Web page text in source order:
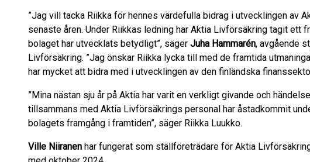
”Jag vill tacka Riikka för hennes värdefulla bidrag i utvecklingen av
senaste åren. Under Riikkas ledning har Aktia Livförsäkring tagit ett
bolaget har utvecklats betydligt”, säger Juha Hammarén, avgående
Livförsäkring. ”Jag önskar Riikka lycka till med de framtida
har mycket att bidra med i utvecklingen av den finländska
”Mina nästan sju år på Aktia har varit en verkligt givande och
tillsammans med Aktia Livförsäkrings personal har åstadkommit
bolagets framgång i framtiden”, säger Riikka Luukko.
Ville Niiranen har fungerat som ställföreträdare för Aktia